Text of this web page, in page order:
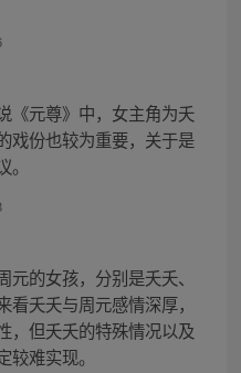
《元尊》中，女主角为夭
戏份也较为重要，关于是
的女孩，分别是夭夭、
夭夭与周元感情深厚，
，但夭夭的特殊情况以及
难实现。